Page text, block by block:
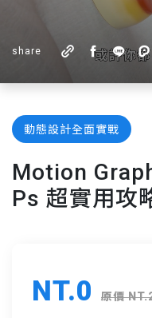
share
動態設計全面實戰
Motion
Ps 超實用攻
NT.0 原價